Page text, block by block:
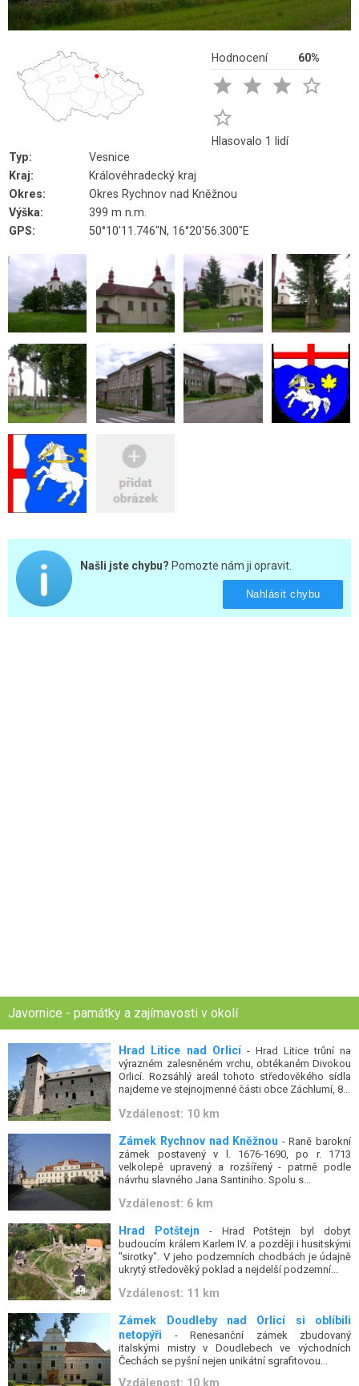
Hodnocení 60%
   

Hlasovalo 1 lidí
Typ:
Vesnice
Kraj:
Královéhradecký kraj
Okres:
Okres Rychnov nad Kněžnou
Výška:
399 m n.m.
GPS:
50°10'11.746"N, 16°20'56.300"E
Našli jste chybu? Pomozte nám ji opravit.
Nahlásit chybu
Javornice - památky a zajímavosti v okolí
Hrad Litice nad Orlicí - Hrad Litice trůní na
výrazném zalesněném vrchu, obtékaném Divokou
Orlicí. Rozsáhlý areál tohoto středověkého sídla
najdeme ve stejnojmenné části obce Záchlumí, 8...
Vzdálenost: 10 km
Zámek Rychnov nad Kněžnou - Raně barokní
zámek postavený v l. 1676-1690, po r. 1713
velkolepě upravený a rozšířený - patrně podle
návrhu slavného Jana Santiniho. Spolu s...
Vzdálenost: 6 km
Hrad Potštejn - Hrad Potštejn byl dobyt
budoucím králem Karlem IV. a později i husitskými
"sirotky". V jeho podzemních chodbách je údajně
ukrytý středověký poklad a nejdelší podzemní...
Vzdálenost: 11 km
Zámek Doudleby nad Orlicí si oblíbili
netopýři - Renesanční zámek zbudovaný
italskými mistry v Doudlebech ve východních
Čechách se pyšní nejen unikátní sgrafitovou...
Vzdálenost: 10 km